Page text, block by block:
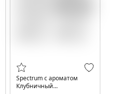
Spectrum с ароматом
Клубничный